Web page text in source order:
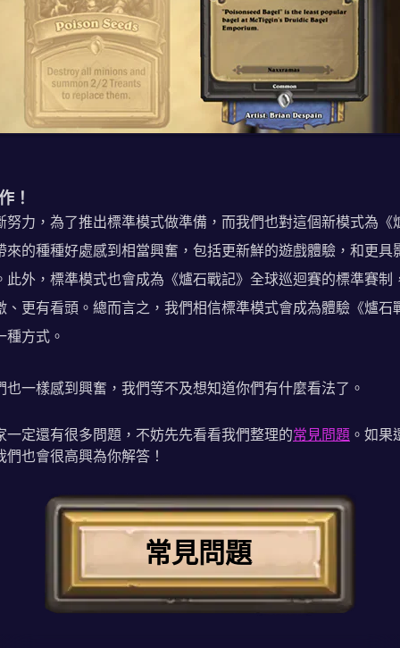
！
努力，為了推出標準模式做準備，而我們也對這個新模式為《
來的種種好處感到相當興奮，包括更新鮮的遊戲體驗，和更具
此外，標準模式也會成為《爐石戰記》全球巡迴賽的標準賽制
、更有看頭。總而言之，我們相信標準模式會成為體驗《爐石
種方式。
也一樣感到興奮，我們等不及想知道你們有什麼看法了。
一定還有很多問題，不妨先先看看我們整理的常見問題 。如果
們也會很高興為你解答！
常見問題